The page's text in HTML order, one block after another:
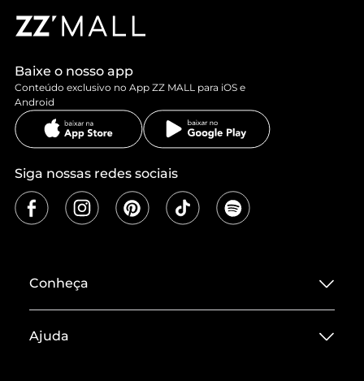
Baixe o nosso app
Conteúdo exclusivo no App ZZ MALL para iOS e
Android
Siga nossas redes sociais
Conheça
Termos de Uso
Ajuda